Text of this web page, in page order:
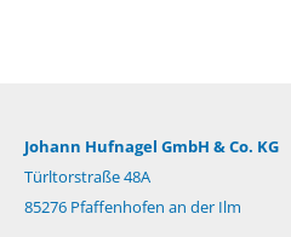
Johann Hufnagel GmbH & Co. KG
Türltorstraße 48A
85276 Pfaffenhofen an der Ilm